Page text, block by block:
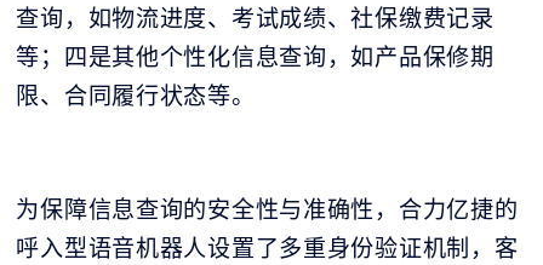
查询，如物流进度、考试成绩、社保缴费记录
等；四是其他个性化信息查询，如产品保修期
限、合同履行状态等。
为保障信息查询的安全性与准确性，合力亿捷的
呼入型语音机器人设置了多重身份验证机制，客